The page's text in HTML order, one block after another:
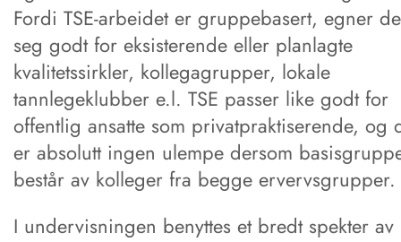
Fordi TSE-arbeidet er gruppebasert, egner
seg godt for eksisterende eller planlagte
kvalitetssirkler, kollegagrupper, lokale
tannlegeklubber e.l. TSE passer like godt for
offentlig ansatte som privatpraktiserende, og
er absolutt ingen ulempe dersom
består av kolleger fra begge ervervsgrupper.
I undervisningen benyttes et bredt spekter av